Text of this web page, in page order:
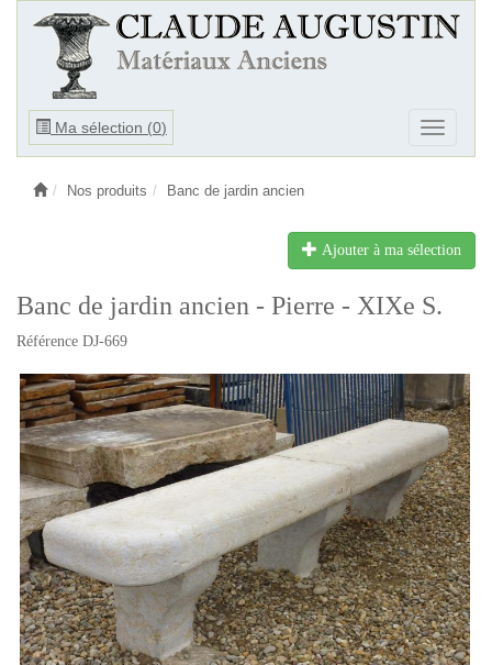
Ma sélection (0)
Ouvrir
Ouvrir
le
Nos produits Banc de jardin ancien
Ajouter à ma sélection
Banc de jardin ancien - Pierre - XIXe S.
Référence DJ-669